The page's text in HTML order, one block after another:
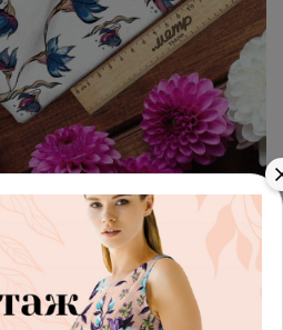
арт.4287282_muslin
голубые цветы